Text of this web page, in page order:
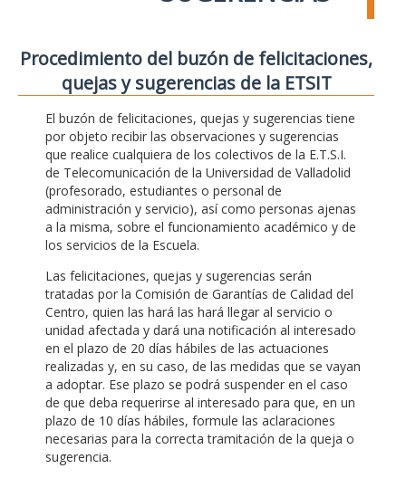
Procedimiento del buzón de felicitaciones,
quejas y sugerencias de la ETSIT
El buzón de felicitaciones, quejas y sugerencias tiene
por objeto recibir las observaciones y sugerencias
que realice cualquiera de los colectivos de la E.T.S.I.
de Telecomunicación de la Universidad de Valladolid
(profesorado, estudiantes o personal de
administración y servicio), así como personas ajenas
a la misma, sobre el funcionamiento académico y de
los servicios de la Escuela.
Las felicitaciones, quejas y sugerencias serán
tratadas por la Comisión de Garantías de Calidad del
Centro, quien las hará las hará llegar al servicio o
unidad afectada y dará una notificación al interesado
en el plazo de 20 días hábiles de las actuaciones
realizadas y, en su caso, de las medidas que se vayan
a adoptar. Ese plazo se podrá suspender en el caso
de que deba requerirse al interesado para que, en un
plazo de 10 días hábiles, formule las aclaraciones
necesarias para la correcta tramitación de la queja o
sugerencia.